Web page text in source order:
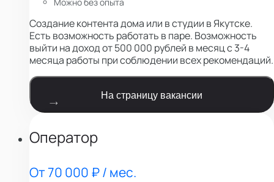
Создание контента дома или в студии в Якутске.
Есть возможность работать в паре. Возможность
выйти на доход от 500 000 рублей в месяц с 3-4
месяца работы при соблюдении всех рекомендаций.
На страницу вакансии
Оператор
От 70 000 ₽ / мес.